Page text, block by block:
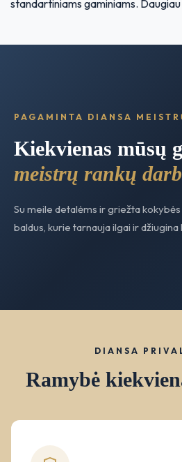
standartiniams gaminiams.
PAGAMINTA DIANSA
Kiekvienas mūsų
meistrų rankų
Su meile detalėms ir griežta
baldus, kurie tarnauja ilgai ir džiugina
DIANSA
Ramybė